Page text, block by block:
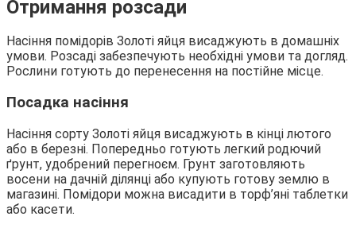
Отримання розсади
Насіння помідорів Золоті яйця висаджують в домашніх
умови. Розсаді забезпечують необхідні умови та догляд.
Рослини готують до перенесення на постійне місце.
Посадка насіння
Насіння сорту Золоті яйця висаджують в кінці лютого
або в березні. Попередньо готують легкий родючий
ґрунт, удобрений перегноєм. Грунт заготовляють
восени на дачній ділянці або купують готову землю в
магазині. Помідори можна висадити в торф’яні таблетки
або касети.